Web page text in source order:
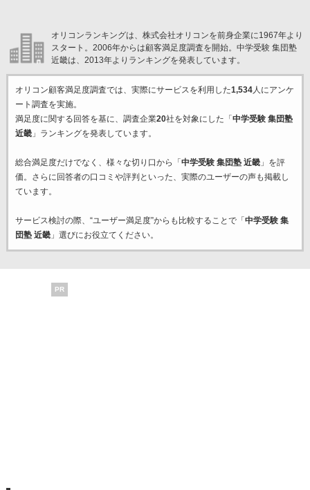
オリコンランキングは、株式会社オリコンを前身企業に1967年より
スタート。2006年からは顧客満足度調査を開始。中学受験 集団塾
近畿は、2013年よりランキングを発表しています。
オリコン顧客満足度調査では、実際にサービスを利用した1,534人にアンケ
ート調査を実施。
満足度に関する回答を基に、調査企業20社を対象にした「 中学受験 集団塾
近畿」ランキングを発表しています。
総合満足度だけでなく、様々な切り口から「 中学受験 集団塾 近畿」を評
価。さらに回答者の口コミや評判といった、実際のユーザーの声も掲載し
ています。
サービス検討の際、“ユーザー満足度”からも比較することで「 中学受験 集
団塾 近畿」選びにお役立てください。
PR